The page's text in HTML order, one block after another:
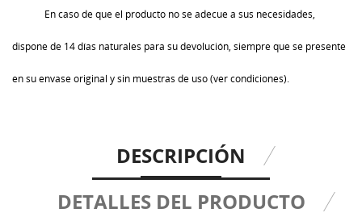
En caso de que el producto no se adecue a sus necesidades,
dispone de 14 días naturales para su devolución, siempre que se presente
en su envase original y sin muestras de uso (ver condiciones).
DESCRIPCIÓN
DETALLES DEL PRODUCTO